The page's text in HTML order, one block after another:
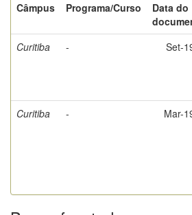
Câmpus
Programa/Curso
Data do
Curitiba - Set-
Curitiba
- Mar-